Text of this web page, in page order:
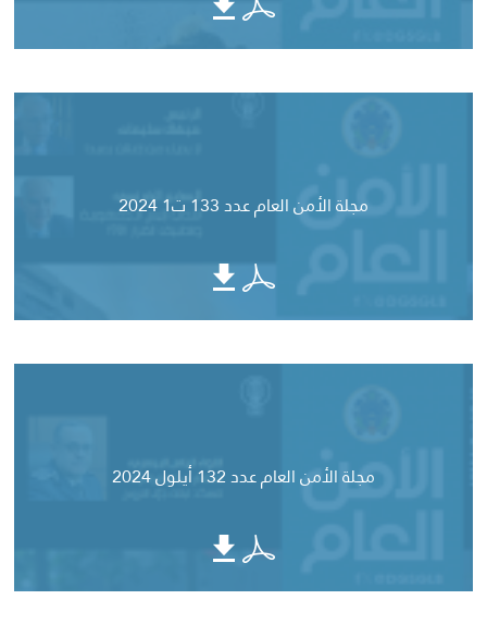
مجلة الأمن العام عدد 133 ت1 2024
مجلة الأمن العام عدد 132 أيلول 2024